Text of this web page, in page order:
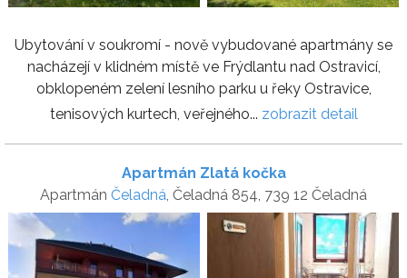
Ubytování v soukromí - nově vybudované apartmány se
nacházejí v klidném místě ve Frýdlantu nad Ostravicí,
obklopeném zelení lesního parku u řeky Ostravice,
tenisových kurtech, veřejného... zobrazit detail
Apartmán Zlatá kočka
Apartmán Čeladná, Čeladná 854, 739 12 Čeladná